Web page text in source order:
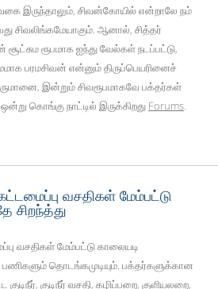
இருந்தாலும், சிவன்கோயில் என்றாலே நம்
ஆனால், சித்தர்
ரூபமாக ஐந்து வேல்கள் நடப்பட்டு,
பரமசிவன் என்னும் திருப்பெயரினைச்
இன்றும் சிவரூபமாகவே பக்தர்கள்
கொங்கு நாட்டில் இருக்கிறது Forums.
வசதிகள் மேம்பட்டு
சிறந்த்து
வசதிகள் மேம்பட்டு காலையடி
தொடங்கமுடியும். பக்தர்களுக்கான
குடிநீர், குடிநீர் வசதி, கழிப்பறை, குளியலறை,